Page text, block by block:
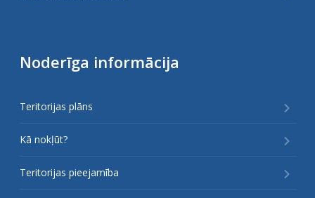
Noderīga informācija
Teritorijas plāns
Kā nokļūt?
Teritorijas pieejamība